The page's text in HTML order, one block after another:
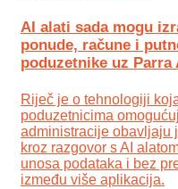
AI alati sada mogu
ponude, račune i
poduzetnike uz Parra
Riječ je o tehnologiji
poduzetnicima
administracije obavljaju
kroz razgovor s AI
unosa podataka i bez
između više aplikacija.